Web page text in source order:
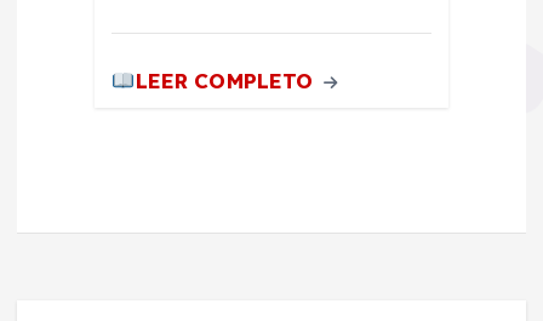
LEER COMPLETO